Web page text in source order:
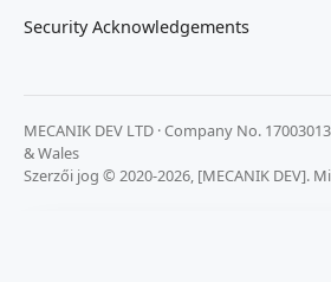
Security Acknowledgements
MECANIK DEV LTD · Company No.
& Wales
Szerzői jog © 2020-2026, [MECANIK DEV].